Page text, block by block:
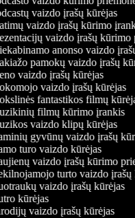
vaizdo įrašų kūrėjas
vaizdo įrašų kūrimo
vaizdo įrašų kūrimo
anonso vaizdo
pamokų vaizdo įrašų
vaizdo įrašų kūrėjas
vaizdo įrašų kūrėjas
fantastikos filmų
filmų kūrimo įrankis
vaizdo klipų kūrėjas
gyvūnų vaizdo įrašų
turo vaizdo kūrėjas
vaizdo įrašų kūrimo
turto vaizdo įrašų
vaizdo įrašų kūrėjas
kūrėjas
vaizdo įrašų kūrėjas